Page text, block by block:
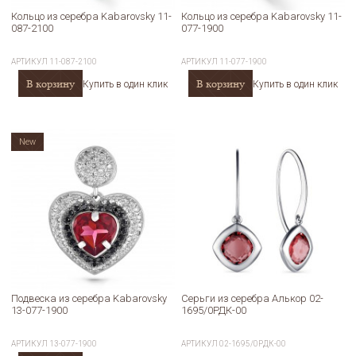
Кольцо из серебра Kabarovsky 11-
087-2100
АРТИКУЛ 11-087-2100
В корзину Купить в один клик
Кольцо из серебра Kabarovsky 11-
077-1900
АРТИКУЛ 11-077-1900
В корзину Купить в один клик
Подвеска из серебра Kabarovsky
13-077-1900
АРТИКУЛ 13-077-1900
New
Серьги из серебра Алькор 02-
1695/0РДК-00
АРТИКУЛ02-1695/0РДК-00